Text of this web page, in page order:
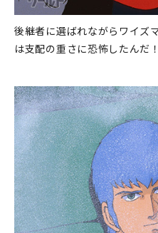
後継者に選ばれながらワイズ
は支配の重さに恐怖したんだ